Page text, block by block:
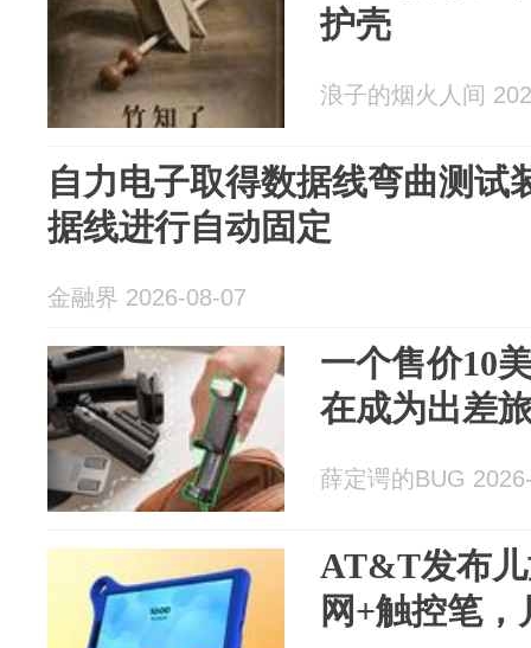
护壳
浪子的烟火人间
自力电子取得数据线弯曲测试
据线进行自动固定
金融界 2026-08-07
一个售价10
在成为出差
薛定谔的BUG
AT&T发布
网+触控笔，